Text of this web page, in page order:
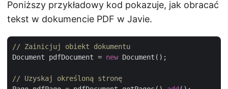
Poniższy przykładowy kod pokazuje, jak obracać
tekst w dokumencie PDF w Javie.
// Zainicjuj obiekt dokumentu
Document pdfDocument = new Document();
// Uzyskaj określoną stronę